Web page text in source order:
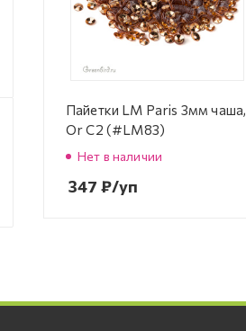
Пайетки LM Paris 3мм чаша,
Or C2 (#LM83)
Нет в наличии
347 ₽/уп